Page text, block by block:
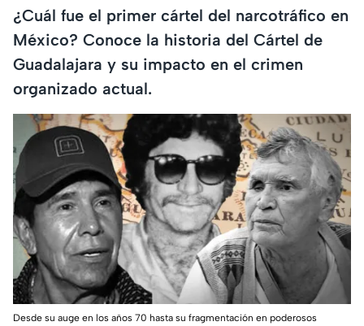
¿Cuál fue el primer cártel del narcotráfico en
México? Conoce la historia del Cártel de
Guadalajara y su impacto en el crimen
organizado actual.
Desde su auge en los años 70 hasta su fragmentación en poderosos